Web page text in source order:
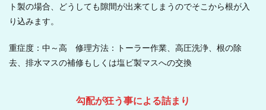
ト製の場合、どうしても隙間が出来てしまうのでそこから根が入
り込みます。
重症度：中～高 修理方法：トーラー作業、高圧洗浄、根の除
去、排水マスの補修もしくは塩ビ製マスへの交換
勾配が狂う事による詰まり